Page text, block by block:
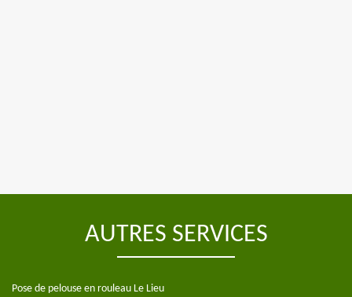
AUTRES SERVICES
Pose de pelouse en rouleau Le Lieu